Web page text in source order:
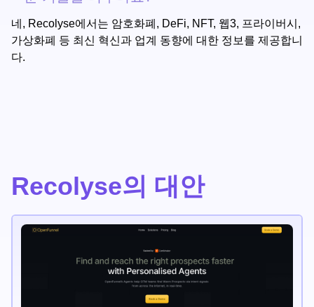
네, Recolyse에서는 암호화폐, DeFi, NFT, 웹3, 프라이버시,
가상화폐 등 최신 혁신과 업계 동향에 대한 정보를 제공합니
다.
Recolyse의 대안